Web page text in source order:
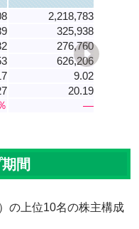
2,218,783
325,938
276,760
626,206
9.02
20.19
―
間
の上位10名の株主構成